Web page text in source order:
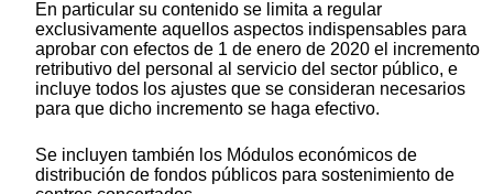
En particular su contenido se limita a regular
exclusivamente aquellos aspectos indispensables para
aprobar con efectos de 1 de enero de 2020 el incremento
retributivo del personal al servicio del sector público, e
incluye todos los ajustes que se consideran necesarios
para que dicho incremento se haga efectivo.
Se incluyen también los Módulos económicos de
distribución de fondos públicos para sostenimiento de